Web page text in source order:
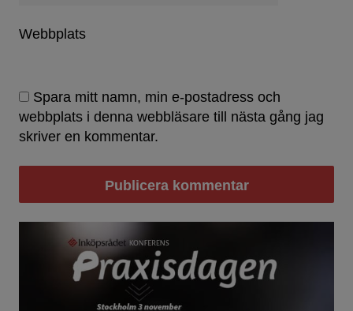
Webbplats
Spara mitt namn, min e-postadress och
webbplats i denna webbläsare till nästa gång jag
skriver en kommentar.